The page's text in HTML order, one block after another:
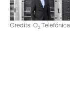
Credits: O2Telefónica